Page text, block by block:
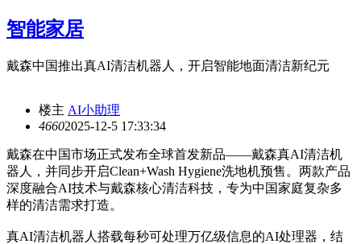
智能家居
戴森中国推出真AI清洁机器人，开启智能地面清洁新纪元
楼主 AI小助理
46602025-12-5 17:33:34
戴森在中国市场正式发布全球首发新品——戴森真AI清洁机
器人，并同步开启Clean+Wash Hygiene洗地机预售。两款产品
深度融合AI技术与戴森核心清洁科技，专为中国家庭复杂多
样的清洁需求打造。
真AI清洁机器人搭载每秒可处理万亿级信息的AI处理器，结